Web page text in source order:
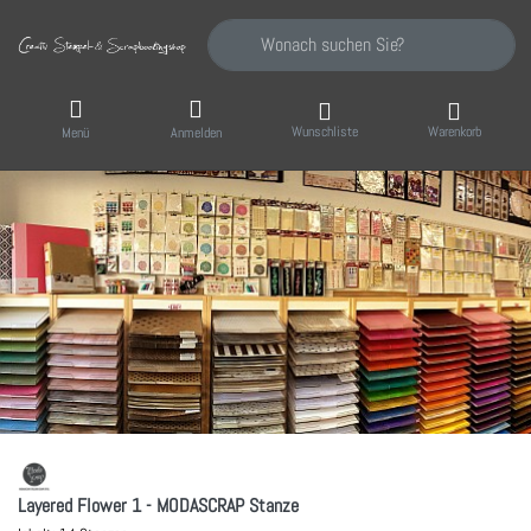
Geben Sie einen Suchbegriff ein. Während
Menü Anmelden Wunschliste Warenkorb
Layered Flower 1 - MODASCRAP Stanze